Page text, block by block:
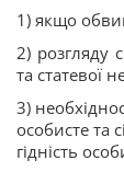
1) якщо
2) розгляду
та статевої
3)
особисте та
гідність